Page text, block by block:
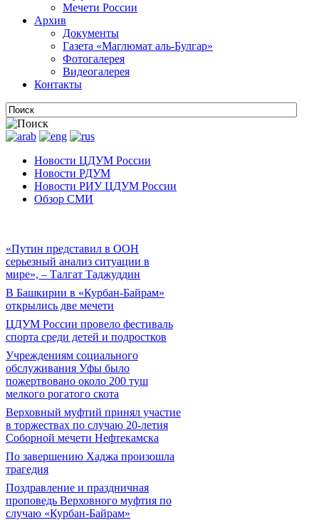
Мечети России
Архив
Документы
Газета «Маглюмат аль-Булгар»
Фотогалерея
Видеогалерея
Контакты
Новости ЦДУМ России
Новости РДУМ
Новости РИУ ЦДУМ России
Обзор СМИ
«Путин представил в ООН
серьезный анализ ситуации в
мире», – Талгат Таджуддин
В Башкирии в «Курбан-Байрам»
открылись две мечети
ЦДУМ России провело фестиваль
спорта среди детей и подростков
Учреждениям социального
обслуживания Уфы было
пожертвовано около 200 туш
мелкого рогатого скота
Верховный муфтий принял участие
в торжествах по случаю 20-летия
Соборной мечети Нефтекамска
По завершению Хаджа произошла
трагедия
Поздравление и праздничная
проповедь Верховного муфтия по
случаю «Курбан-Байрам»